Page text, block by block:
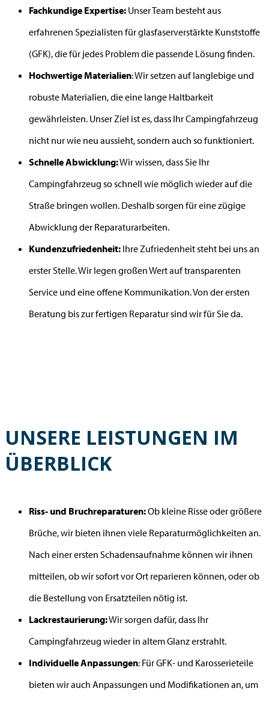
Fachkundige Expertise: Unser Team besteht aus
erfahrenen Spezialisten für glasfaserverstärkte Kunststoffe
(GFK), die für jedes Problem die passende Lösung finden.
Hochwertige Materialien: Wir setzen auf langlebige und
robuste Materialien, die eine lange Haltbarkeit
gewährleisten. Unser Ziel ist es, dass Ihr Campingfahrzeug
nicht nur wie neu aussieht, sondern auch so funktioniert.
Schnelle Abwicklung:Wir wissen, dass Sie Ihr
Campingfahrzeug so schnell wie möglich wieder auf die
Straße bringen wollen. Deshalb sorgen für eine zügige
Abwicklung der Reparaturarbeiten.
Kundenzufriedenheit: Ihre Zufriedenheit steht bei uns an
erster Stelle. Wir legen großen Wert auf transparenten
Service und eine offene Kommunikation. Von der ersten
Beratung bis zur fertigen Reparatur sind wir für Sie da.
UNSERE LEISTUNGEN IM
ÜBERBLICK
Riss- und Bruchreparaturen:Ob kleine Risse oder größere
Brüche, wir bieten ihnen viele Reparaturmöglichkeiten an.
Nach einer ersten Schadensaufnahme können wir ihnen
mitteilen, ob wir sofort vor Ort reparieren können, oder ob
die Bestellung von Ersatzteilen nötig ist.
Lackrestaurierung:Wir sorgen dafür, dass Ihr
Campingfahrzeug wieder in altem Glanz erstrahlt.
Individuelle Anpassungen: Für GFK- und Karosserieteile
bieten wir auch Anpassungen und Modifikationen an, um